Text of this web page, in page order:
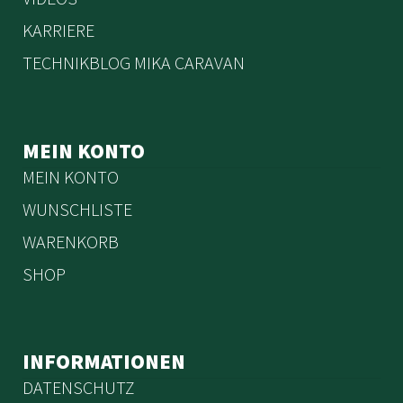
KARRIERE
TECHNIKBLOG MIKA CARAVAN
MEIN KONTO
MEIN KONTO
WUNSCHLISTE
WARENKORB
SHOP
INFORMATIONEN
DATENSCHUTZ